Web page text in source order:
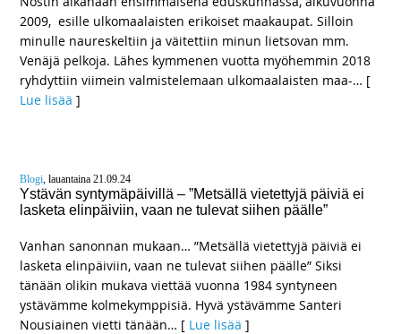
2009, esille ulkomaalaisten erikoiset maakaupat. Silloin
minulle naureskeltiin ja väitettiin minun lietsovan mm.
Venäjä pelkoja. Lähes kymmenen vuotta myöhemmin 2018
ryhdyttiin viimein valmistelemaan ulkomaalaisten maa-… [
Lue lisää ]
Blogi, lauantaina 21.09.24
Ystävän syntymäpäivillä – ”Metsällä vietettyjä päiviä ei
lasketa elinpäiviin, vaan ne tulevat siihen päälle”
Vanhan sanonnan mukaan… ”Metsällä vietettyjä päiviä ei
lasketa elinpäiviin, vaan ne tulevat siihen päälle” Siksi
tänään olikin mukava viettää vuonna 1984 syntyneen
ystävämme kolmekymppisiä. Hyvä ystävämme Santeri
Nousiainen vietti tänään… [ Lue lisää ]